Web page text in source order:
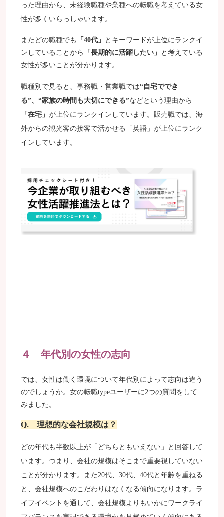
った理由から、未経験職種や業種への転職を考えている女
性が多くいらっしゃいます。
またどの職種でも 「40代」 とキーワードが上位にランクイ
ンしていることから
「長期的に活躍したい」 と考えている
女性が多いことが分かります。
職種別で見ると、事務職・営業職では“自宅ででき
る”、“家族の時間も大切にできる”などという理由から
「在宅」 が上位にランクインしています。販売職では、海
外からの観光客の接客で活かせる「英語」が上位にランク
インしています。
４ 年代別の女性の志向
では、女性は働く環境について年代別によって志向は違う
のでしょうか。 女の転職typeユーザーに2つの質問をして
みました。
Q. 理想的な会社規模は？
どの年代も半数以上が「どちらともいえない」と回答して
います。つまり、会社の規模はそこまで重要視していない
ことが分かります。
また20代、30代、40代と年齢を重ねる
と、会社規模へのこだわりはなくなる傾向になります。ラ
イフイベントを通して、会社規模よりもいかにワークライ